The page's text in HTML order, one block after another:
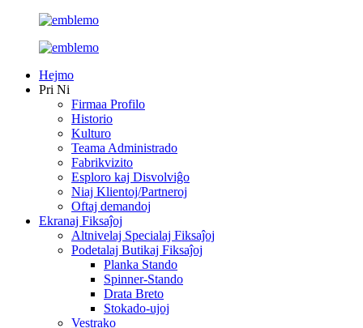
Hejmo
Pri Ni
Firmaa Profilo
Historio
Kulturo
Teama Administrado
Fabrikvizito
Esploro kaj Disvolviĝo
Niaj Klientoj/Partneroj
Oftaj demandoj
Ekranaj Fiksaĵoj
Altnivelaj Specialaj Fiksaĵoj
Podetalaj Butikaj Fiksaĵoj
Planka Stando
Spinner-Stando
Drata Breto
Stokado-ujoj
Vestrako